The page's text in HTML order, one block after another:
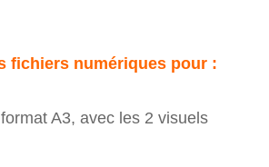
fichiers numériques pour :
format A3, avec les 2 visuels